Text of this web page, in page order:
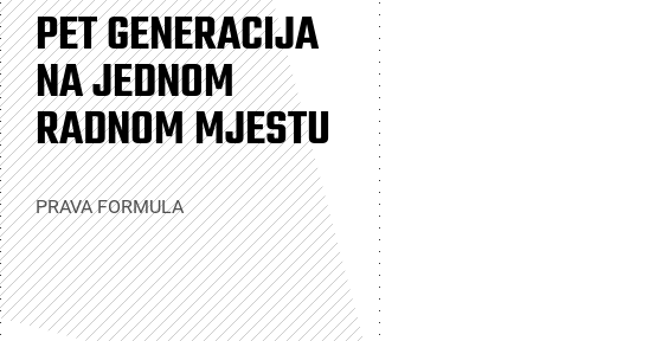
PET GENERACIJA
NA JEDNOM
RADNOM MJESTU
PRAVA FORMULA